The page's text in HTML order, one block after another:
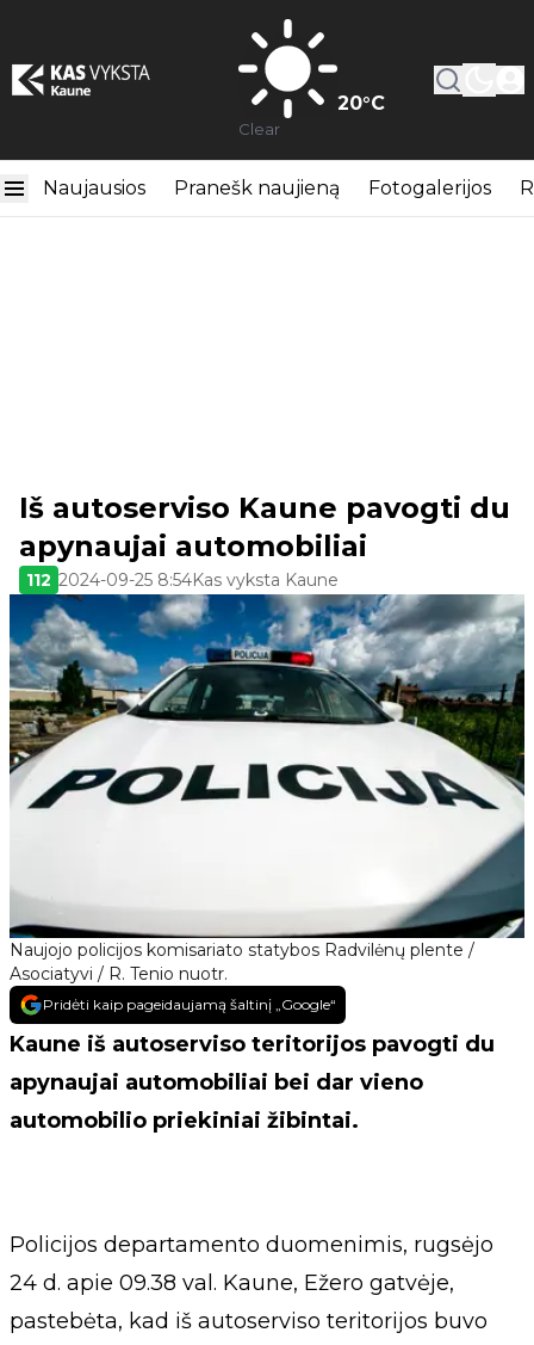
20°C
Clear
Naujausios Pranešk naujieną Fotogalerijos
Naujojo policijos komisariato statybos Radvilėnų plente /
Asociatyvi / R. Tenio nuotr.
Iš autoserviso Kaune pavogti du
apynaujai automobiliai
112 2024-09-25 8:54Kas vyksta Kaune
Pridėti kaip pageidaujamą šaltinį „Google“
Kaune iš autoserviso teritorijos pavogti du
apynaujai automobiliai bei dar vieno
automobilio priekiniai žibintai.
Policijos departamento duomenimis, rugsėjo
24 d. apie 09.38 val. Kaune, Ežero gatvėje,
pastebėta, kad iš autoserviso teritorijos buvo